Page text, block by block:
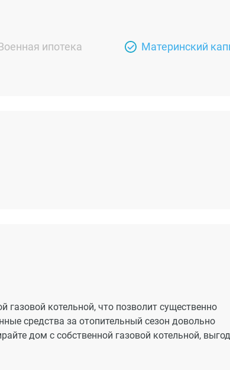
ипотека Материнский
котельной, что позволит существенно
средства за отопительный сезон довольно
дом с собственной газовой котельной,